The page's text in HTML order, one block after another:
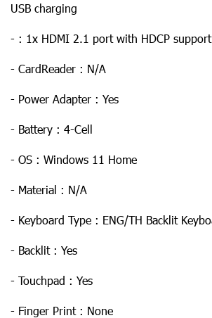
USB charging
- : 1x HDMI 2.1 port with HDCP support
- CardReader : N/A
- Power Adapter : Yes
- Battery : 4-Cell
- OS : Windows 11 Home
- Material : N/A
- Keyboard Type : ENG/TH Backlit
- Backlit : Yes
- Touchpad : Yes
- Finger Print : None